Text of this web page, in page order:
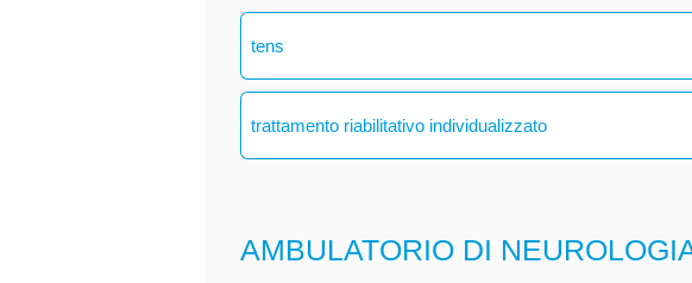
tens
trattamento riabilitativo individualizzato
AMBULATORIO DI